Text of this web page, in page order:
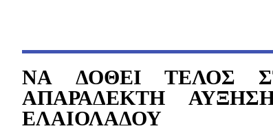
ΝΑ ΔΟΘΕΙ ΤΕΛΟΣ
ΑΠΑΡΑΔΕΚΤΗ
ΕΛΑΙΟΛΑΔΟΥ